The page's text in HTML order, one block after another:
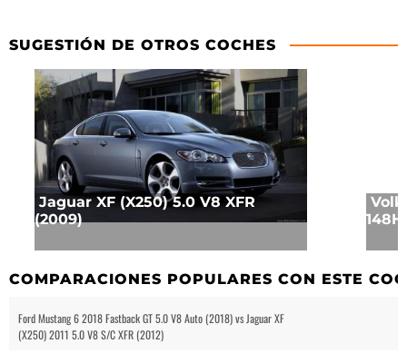
SUGESTIÓN DE OTROS COCHES
Jaguar XF (X250) 5.0 V8 XFR
(2009)
COMPARACIONES POPULARES CON ESTE
Ford Mustang 6 2018 Fastback GT 5.0 V8 Auto (2018) vs Jaguar XF
(X250) 2011 5.0 V8 S/C XFR (2012)